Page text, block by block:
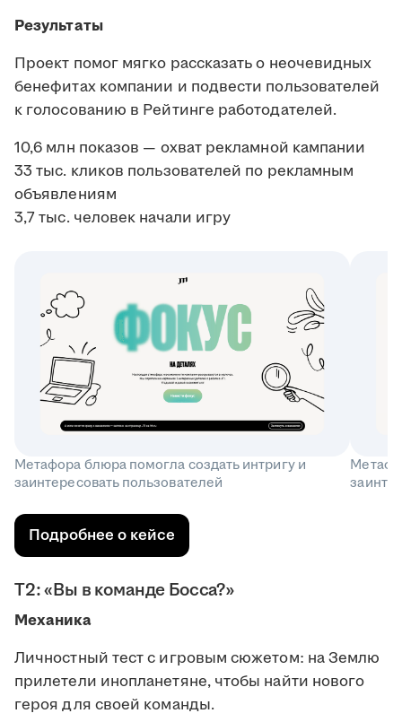
Результаты
Проект помог мягко рассказать о неочевидных
бенефитах компании и подвести пользователей
к голосованию в Рейтинге работодателей.
10,6 млн показов — охват рекламной кампании
33 тыс. кликов пользователей по рекламным
объявлениям
3,7 тыс. человек начали игру
Метафора блюра помогла создать интригу и
заинтересовать пользователей
Подробнее о кейсе
Т2: «Вы в команде Босса?»
Механика
Личностный тест с игровым сюжетом: на Землю
прилетели инопланетяне, чтобы найти нового
героя для своей команды.